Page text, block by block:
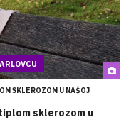
SKLEROZOM U NAŠOJ
sklerozom u